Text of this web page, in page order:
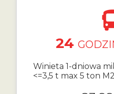
24
Winieta 1-dniowa
<=3,5 t max 5 ton